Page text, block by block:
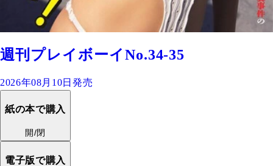
週刊プレイボーイNo.34-35
2026年08月10日発売
紙の本で購入
開/閉
電子版で購入